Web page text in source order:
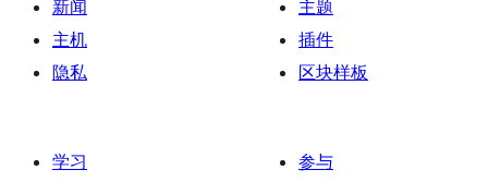
新闻
主机
隐私
主题
插件
区块样板
学习
参与